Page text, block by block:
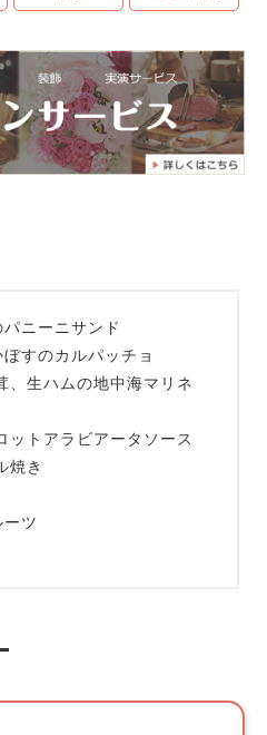
ニーニサンド
すのカルパッチョ
、生ハムの地中海マリネ
ットアラビアータソース
焼き
ーツ